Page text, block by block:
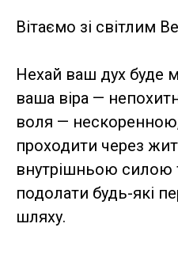
Вітаємо зі світлим
Нехай ваш дух буде
ваша віра —
воля —
проходити через
внутрішньою силою
подолати будь-які
шляху.